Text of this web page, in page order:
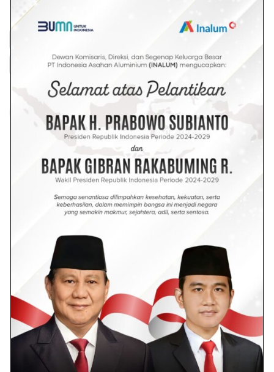
Dilihat :
Polsek Indrapura
Satreskrim Polsek Indrapura
Admin Malaka
Redaksi